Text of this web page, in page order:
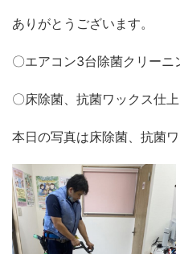
ありがとうございます。
〇エアコン3台除菌クリーニ
〇床除菌、抗菌ワックス仕
本日の写真は床除菌、抗菌ワ